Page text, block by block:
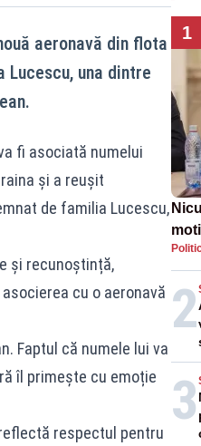
aeronavă din flota
Lucescu, una dintre
fi asociată numelui
și a reușit
de familia Lucescu,
și recunoștință,
cu o aeronavă
Faptul că numele lui va
îl primește cu emoție
respectul pentru
1
de
2
3